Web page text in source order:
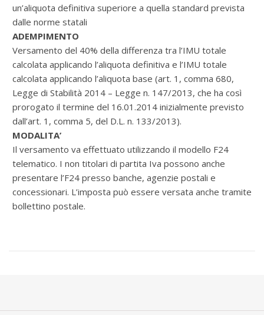
un’aliquota definitiva superiore a quella standard prevista
dalle norme statali
ADEMPIMENTO
Versamento del 40% della differenza tra l’IMU totale
calcolata applicando l’aliquota definitiva e l’IMU totale
calcolata applicando l’aliquota base (art. 1, comma 680,
Legge di Stabilità 2014 – Legge n. 147/2013, che ha così
prorogato il termine del 16.01.2014 inizialmente previsto
dall’art. 1, comma 5, del D.L. n. 133/2013).
MODALITA’
Il versamento va effettuato utilizzando il modello F24
telematico. I non titolari di partita Iva possono anche
presentare l’F24 presso banche, agenzie postali e
concessionari. L’imposta può essere versata anche tramite
bollettino postale.